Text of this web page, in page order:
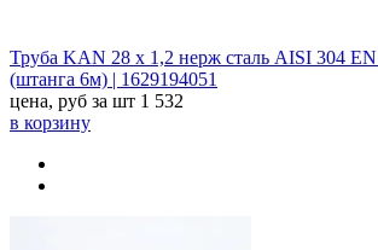
Труба KAN 28 х 1,2 нерж сталь AISI 304
(штанга 6м) | 1629194051
цена, руб за шт 1 532
в корзину